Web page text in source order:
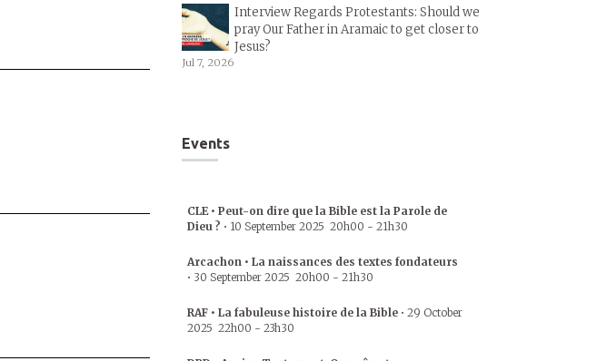
Interview Regards Protestants: Should we
pray Our Father in Aramaic to get closer to
Jesus?
Jul 7, 2026
Events
CLE • Peut-on dire que la Bible est la Parole de
Dieu ? • 10 September 2025 20h00 - 21h30
Arcachon • La naissances des textes fondateurs
• 30 September 2025 20h00 - 21h30
RAF • La fabuleuse histoire de la Bible • 29 October
2025 22h00 - 23h30